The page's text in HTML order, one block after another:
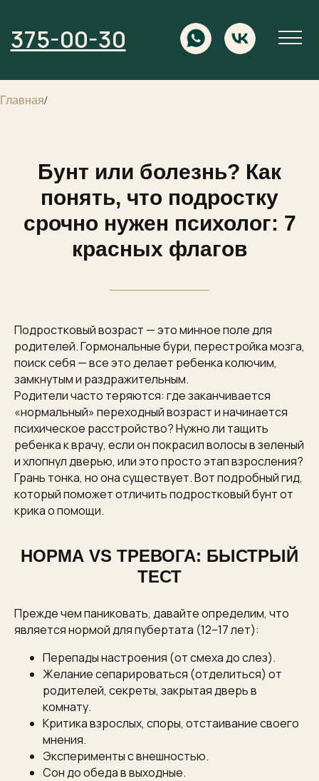
375-00-30
Главная/
Бунт или болезнь? Как
понять, что подростку
срочно нужен психолог: 7
красных флагов
Подростковый возраст — это минное поле для
родителей. Гормональные бури, перестройка мозга,
поиск себя — все это делает ребенка колючим,
замкнутым и раздражительным.
Родители часто теряются: где заканчивается
«нормальный» переходный возраст и начинается
психическое расстройство? Нужно ли тащить
ребенка к врачу, если он покрасил волосы в зеленый
и хлопнул дверью, или это просто этап взросления?
Грань тонка, но она существует. Вот подробный гид,
который поможет отличить подростковый бунт от
крика о помощи.
НОРМА VS ТРЕВОГА: БЫСТРЫЙ
ТЕСТ
Прежде чем паниковать, давайте определим, что
является нормой для пубертата (12–17 лет):
Перепады настроения (от смеха до слез).
Желание сепарироваться (отделиться) от
родителей, секреты, закрытая дверь в
комнату.
Критика взрослых, споры, отстаивание своего
мнения.
Эксперименты с внешностью.
Сон до обеда в выходные.